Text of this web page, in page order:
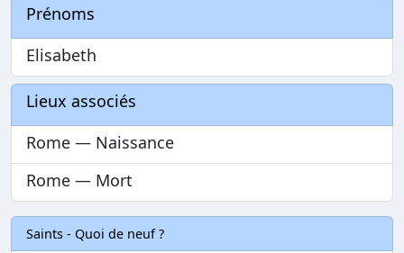
Prénoms
Elisabeth
Lieux associés
Rome — Naissance
Rome — Mort
Saints - Quoi de neuf ?